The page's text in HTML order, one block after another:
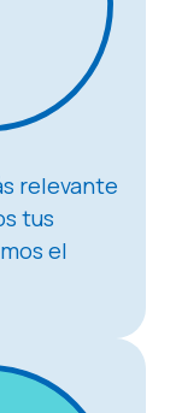
relevante
tus
el